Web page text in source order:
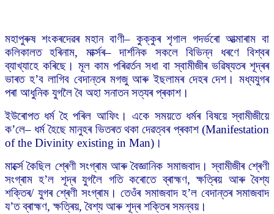
মহাপুৰুষ শংকৰদেৱৰ মহান বাণী– কুক্কুৰ শৃগাল গদৰ্ভৰো আত্মাৰাম বা
কলিকালত হৰিনাম, মাৰ্ক্সৰ– দাৰ্শনিক সকলে বিভিন্ন ধৰণে বিশ্বৰ
ব্যাখ্যাহে কৰিছে। মূল কাম পৰিৱৰ্তন সধা বা স্বামীজীৰ ভৱিষ্যতৰ শূদ্ৰৰ
ভাৰত হ’ব লাগিব বেদান্তৰ মগজু আৰু ইছলামৰ দেহৰ দেশ। মধ্যযুগৰ
পৰা আধুনিক যুগলৈ বৈ অহা সনাতন সত্যৰ প্ৰকাশ।
ইউৰোপত ধৰ্ম হৈ পৰিল আফিং। একে সময়তে ধৰ্মৰ বিষয়ে স্বামীজীয়ে
ক’লে– ধৰ্ম হৈছে মানুহৰ ভিতৰত থকা দেৱত্বৰ প্ৰকাশ (Manifestation
of the Divinity existing in Man)।
মাৰ্ক্সে কৈছিল শ্ৰেণী সংগ্ৰাম আৰু বৈজ্ঞানিক সমাজবাদ। স্বামীজীৰ শ্ৰেণী
সংগ্ৰাম হ’ল শূদ্ৰ যুগলৈ গতি কৰোতে ব্ৰাহ্মণ, ক্ষত্ৰিয় আৰু বৈশ্য
শক্তিৰ/ যুগৰ শ্ৰেণী সংগ্ৰাম। তেওঁৰ সমাজবাদ হ’ল বেদান্তৰ সমাজবাদ
য’ত ব্ৰাহ্মণ, ক্ষত্ৰিয়, বৈশ্য আৰু শূদ্ৰ শক্তিৰ সমন্বয়।